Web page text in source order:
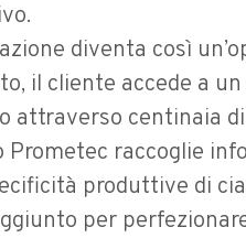
diventa così
il cliente accede a
attraverso centinaia
Prometec raccoglie
produttive di
per